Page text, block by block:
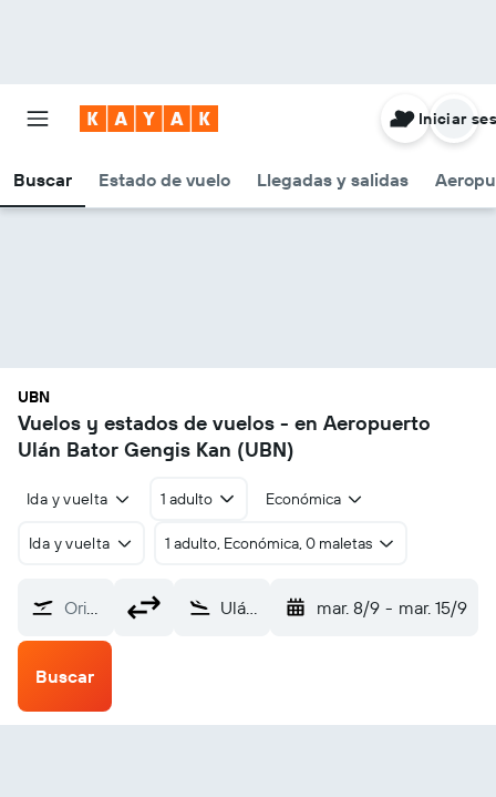
Buscar Estado de vuelo Llegadas y salidas
Iniciar
UBN
Vuelos y estados de vuelos - en Aeropuerto
Ulán Bator Gengis Kan (UBN)
Ida y vuelta 1 adulto Económica
Ida y vuelta 1 adulto, Económica, 0 maletas
Origen Ulán Bator Gengis Kan (UBN) mar. 8/9 - mar. 15/9
Buscar